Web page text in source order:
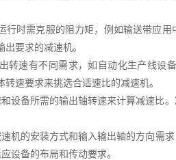
行时需克服的阻力矩，例如输送带应
要求的减速机。
转速有不同需求，如自动化生产线设
速要求来挑选合适速比的减速机。
设备所需的输出轴转速来计算减速比
速机的安装方式和输入输出轴的方向需
设备的布局和传动要求。